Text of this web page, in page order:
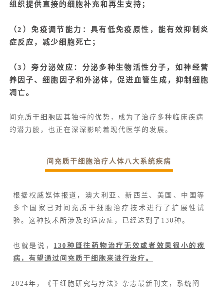
组织提供直接的细胞补充和再生支持；
（2）免疫调节能力：具有低免疫原性，能有效抑制炎
症反应，减少细胞死亡；
（3）旁分泌效应：分泌多种生物活性分子，如神经营
养因子、细胞因子和外泌体，促进血管生成，抑制细胞
凋亡。
间充质干细胞因其独特的优势，成为了治疗多种临床疾病
的潜力股，也正在深深影响着现代医学的发展。
间充质干细胞治疗人体八大系统疾病
根据权威媒体报道，澳大利亚、新西兰、美国、中国等
多个国家已对间充质干细胞治疗技术进行了扩展性试
验。这种技术所涉及的适应症，已经达到了130种。
也就是说， 130种既往药物治疗无效或者效果很小的疾
病，有望通过间充质干细胞来进行治疗。
2024年，《干细胞研究与疗法》杂志最新刊文，系统阐